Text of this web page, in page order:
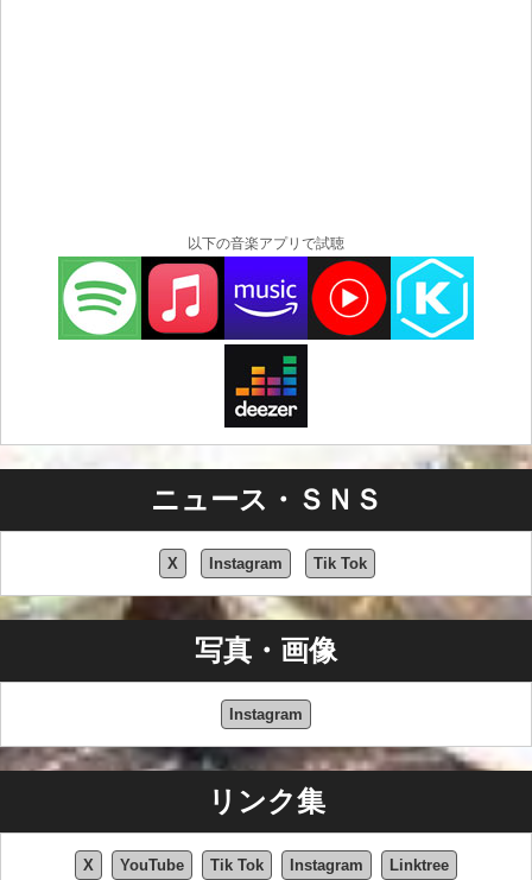
以下の音楽アプリで試聴
ニュース・ＳＮＳ
X Instagram Tik Tok
写真・画像
Instagram
リンク集
X YouTube Tik Tok Instagram Linktree